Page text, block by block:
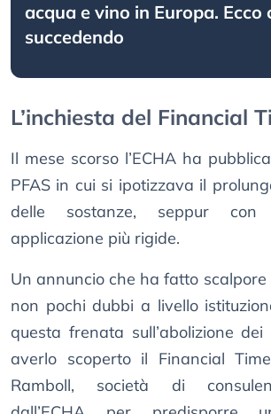
acqua e vino in Europa. Ecco
succedendo
L’inchiesta del Financial
Il mese scorso l’ECHA ha
PFAS in cui si ipotizzava il
delle sostanze, seppur con
applicazione più rigide.
Un annuncio che ha fatto
non pochi dubbi a livello
questa frenata sull’abolizione dei
averlo scoperto il Financial
Ramboll, società di